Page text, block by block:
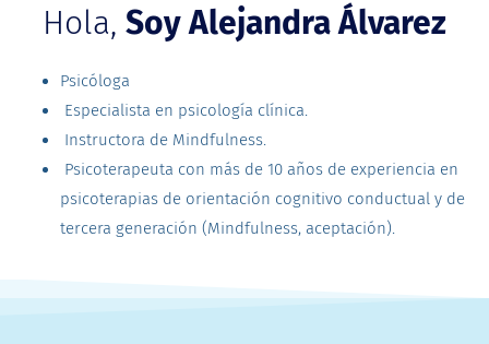
Hola, Soy Alejandra Álvarez
Psicóloga
Especialista en psicología clínica.
Instructora de Mindfulness.
Psicoterapeuta con más de 10 años de experiencia en
psicoterapias de orientación cognitivo conductual y de
tercera generación (Mindfulness, aceptación).